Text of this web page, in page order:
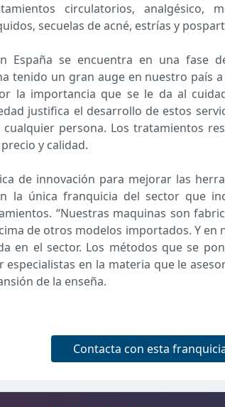
circulatorios, analgésico,
secuelas de acné, estrías y
España se encuentra en una fase
tenido un gran auge en nuestro país
la importancia que se le da al
justifica el desarrollo de estos
persona. Los tratamientos
y calidad.
de innovación para mejorar las
la única franquicia del sector que
“Nuestras maquinas son
de otros modelos importados. Y en
en el sector. Los métodos que se
en la materia que le
de la enseña.
Contacta con esta